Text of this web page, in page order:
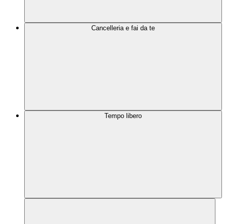
Cancelleria e fai da te
Tempo libero